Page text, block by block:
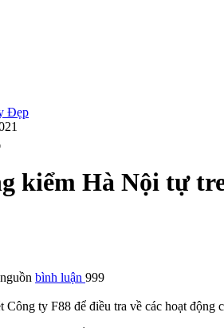
Đẹp
kiểm Hà Nội tự
nguồn bình luận 999
ty F88 để điều tra về các hoạt động